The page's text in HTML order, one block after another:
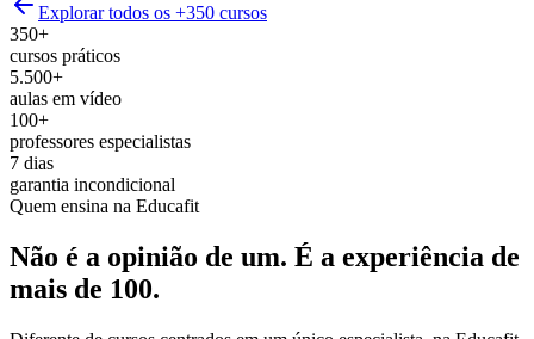
Explorar todos os +350 cursos
350+
cursos práticos
5.500+
aulas em vídeo
100+
professores especialistas
7 dias
garantia incondicional
Quem ensina na Educafit
Não é a opinião de um. É a experiência de
mais de 100.